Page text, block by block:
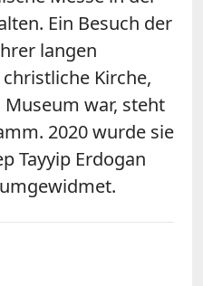
Ein Besuch der
langen
Kirche,
war, steht
2020 wurde sie
Tayyip Erdogan